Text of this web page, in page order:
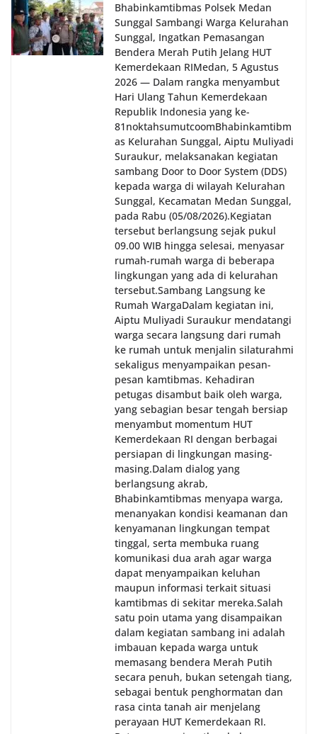
Bhabinkamtibmas Polsek Medan
Sunggal Sambangi Warga Kelurahan
Sunggal, Ingatkan Pemasangan
Bendera Merah Putih Jelang HUT
Kemerdekaan RI‎‎Medan, 5 Agustus
2026 — Dalam rangka menyambut
Hari Ulang Tahun Kemerdekaan
Republik Indonesia yang ke-
81noktahsumutcoomBhabinkamtibm
as Kelurahan Sunggal, Aiptu Muliyadi
Suraukur, melaksanakan kegiatan
sambang Door to Door System (DDS)
kepada warga di wilayah Kelurahan
Sunggal, Kecamatan Medan Sunggal,
pada Rabu (05/08/2026).‎‎Kegiatan
tersebut berlangsung sejak pukul
09.00 WIB hingga selesai, menyasar
rumah-rumah warga di beberapa
lingkungan yang ada di kelurahan
tersebut.‎Sambang Langsung ke
Rumah Warga‎Dalam kegiatan ini,
Aiptu Muliyadi Suraukur mendatangi
warga secara langsung dari rumah
ke rumah untuk menjalin silaturahmi
sekaligus menyampaikan pesan-
pesan kamtibmas. Kehadiran
petugas disambut baik oleh warga,
yang sebagian besar tengah bersiap
menyambut momentum HUT
Kemerdekaan RI dengan berbagai
persiapan di lingkungan masing-
masing.‎Dalam dialog yang
berlangsung akrab,
Bhabinkamtibmas menyapa warga,
menanyakan kondisi keamanan dan
kenyamanan lingkungan tempat
tinggal, serta membuka ruang
komunikasi dua arah agar warga
dapat menyampaikan keluhan
maupun informasi terkait situasi
kamtibmas di sekitar mereka.‎‎‎Salah
satu poin utama yang disampaikan
dalam kegiatan sambang ini adalah
imbauan kepada warga untuk
memasang bendera Merah Putih
secara penuh, bukan setengah tiang,
sebagai bentuk penghormatan dan
rasa cinta tanah air menjelang
perayaan HUT Kemerdekaan RI.